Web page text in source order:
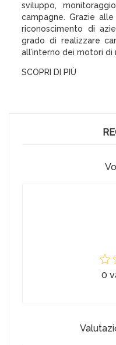
sviluppo,
campagne. Grazie
riconoscimento di
grado di realizzare
all’interno dei motori di
SCOPRI DI PIÙ
0